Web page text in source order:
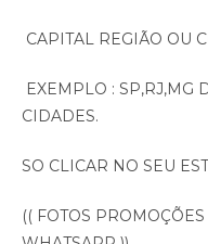
CAPITAL REGIÃO OU
EXEMPLO : SP,RJ,MG
CIDADES.
SO CLICAR NO SEU
(( FOTOS